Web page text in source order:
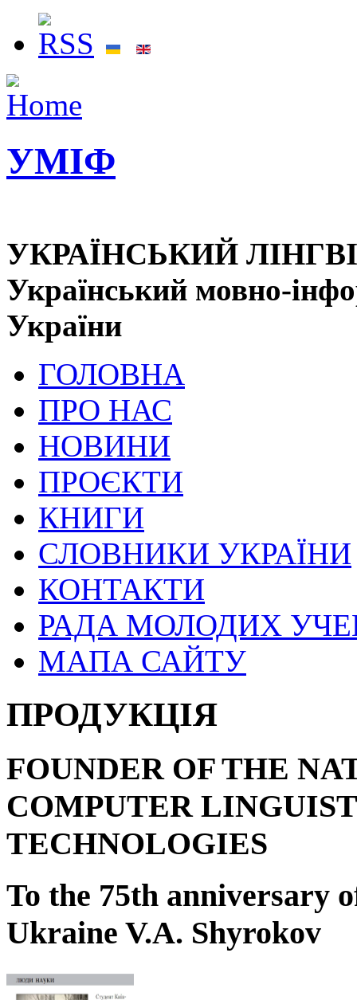
УМІФ
УКРАЇНСЬКИЙ
Український мовно-
України
ГОЛОВНА
ПРО НАС
НОВИНИ
ПРОЄКТИ
КНИГИ
СЛОВНИКИ УКРАЇНИ
КОНТАКТИ
РАДА МОЛОДИХ
МАПА САЙТУ
ПРОДУКЦІЯ
FOUNDER OF THE
COMPUTER
TECHNOLOGIES
To the 75th anniversary
Ukraine V.A. Shyrokov